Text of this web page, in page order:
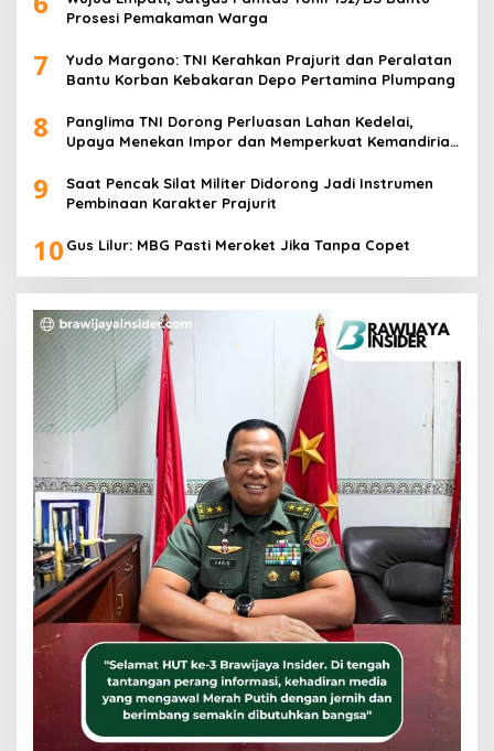
Prosesi Pemakaman Warga
7
Yudo Margono: TNI Kerahkan Prajurit dan Peralatan
Bantu Korban Kebakaran Depo Pertamina Plumpang
8
Panglima TNI Dorong Perluasan Lahan Kedelai,
Upaya Menekan Impor dan Memperkuat Kemandirian
9
Saat Pencak Silat Militer Didorong Jadi Instrumen
Pembinaan Karakter Prajurit
10 Gus Lilur: MBG Pasti Meroket Jika Tanpa Copet